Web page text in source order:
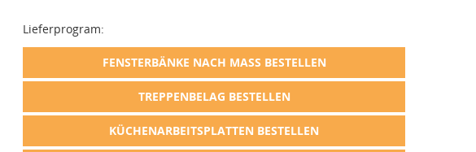
Lieferprogram:
FENSTERBÄNKE NACH MASS BESTELLEN
TREPPENBELAG BESTELLEN
KÜCHENARBEITSPLATTEN BESTELLEN